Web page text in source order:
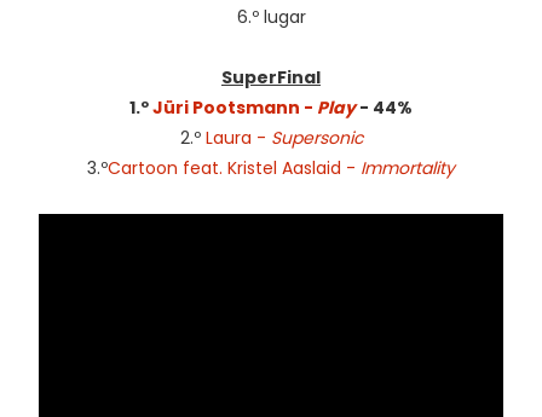
6.º lugar
SuperFinal
1.ºJüri Pootsmann - Play - 44%
2.º Laura - Supersonic
3.ºCartoon feat. Kristel Aaslaid - Immortality